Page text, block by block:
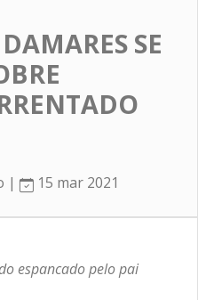
SE
| 15 mar 2021
espancado pelo pai